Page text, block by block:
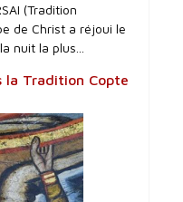
(Tradition
de Christ a réjoui le
nuit la plus...
la Tradition Copte